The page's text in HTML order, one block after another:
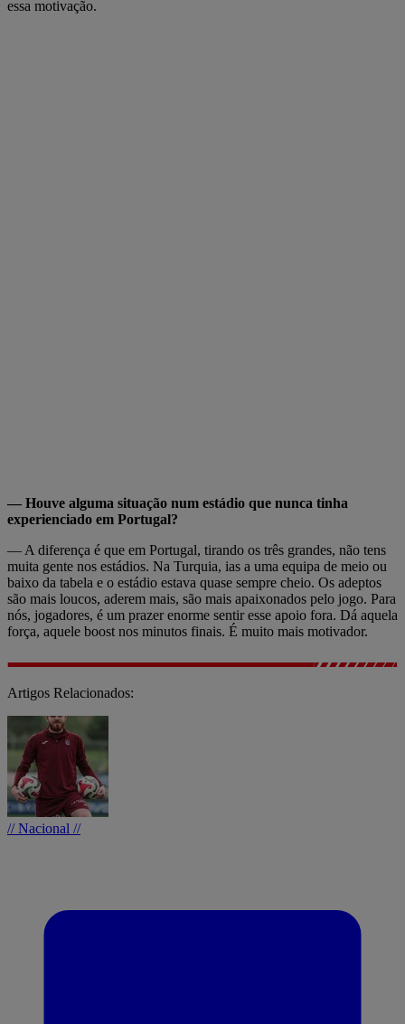
essa motivação.
— Houve alguma situação num estádio que nunca tinha
experienciado em Portugal?
— A diferença é que em Portugal, tirando os três grandes, não tens
muita gente nos estádios. Na Turquia, ias a uma equipa de meio ou
baixo da tabela e o estádio estava quase sempre cheio. Os adeptos
são mais loucos, aderem mais, são mais apaixonados pelo jogo. Para
nós, jogadores, é um prazer enorme sentir esse apoio fora. Dá aquela
força, aquele boost nos minutos finais. É muito mais motivador.
Artigos Relacionados:
// Nacional //